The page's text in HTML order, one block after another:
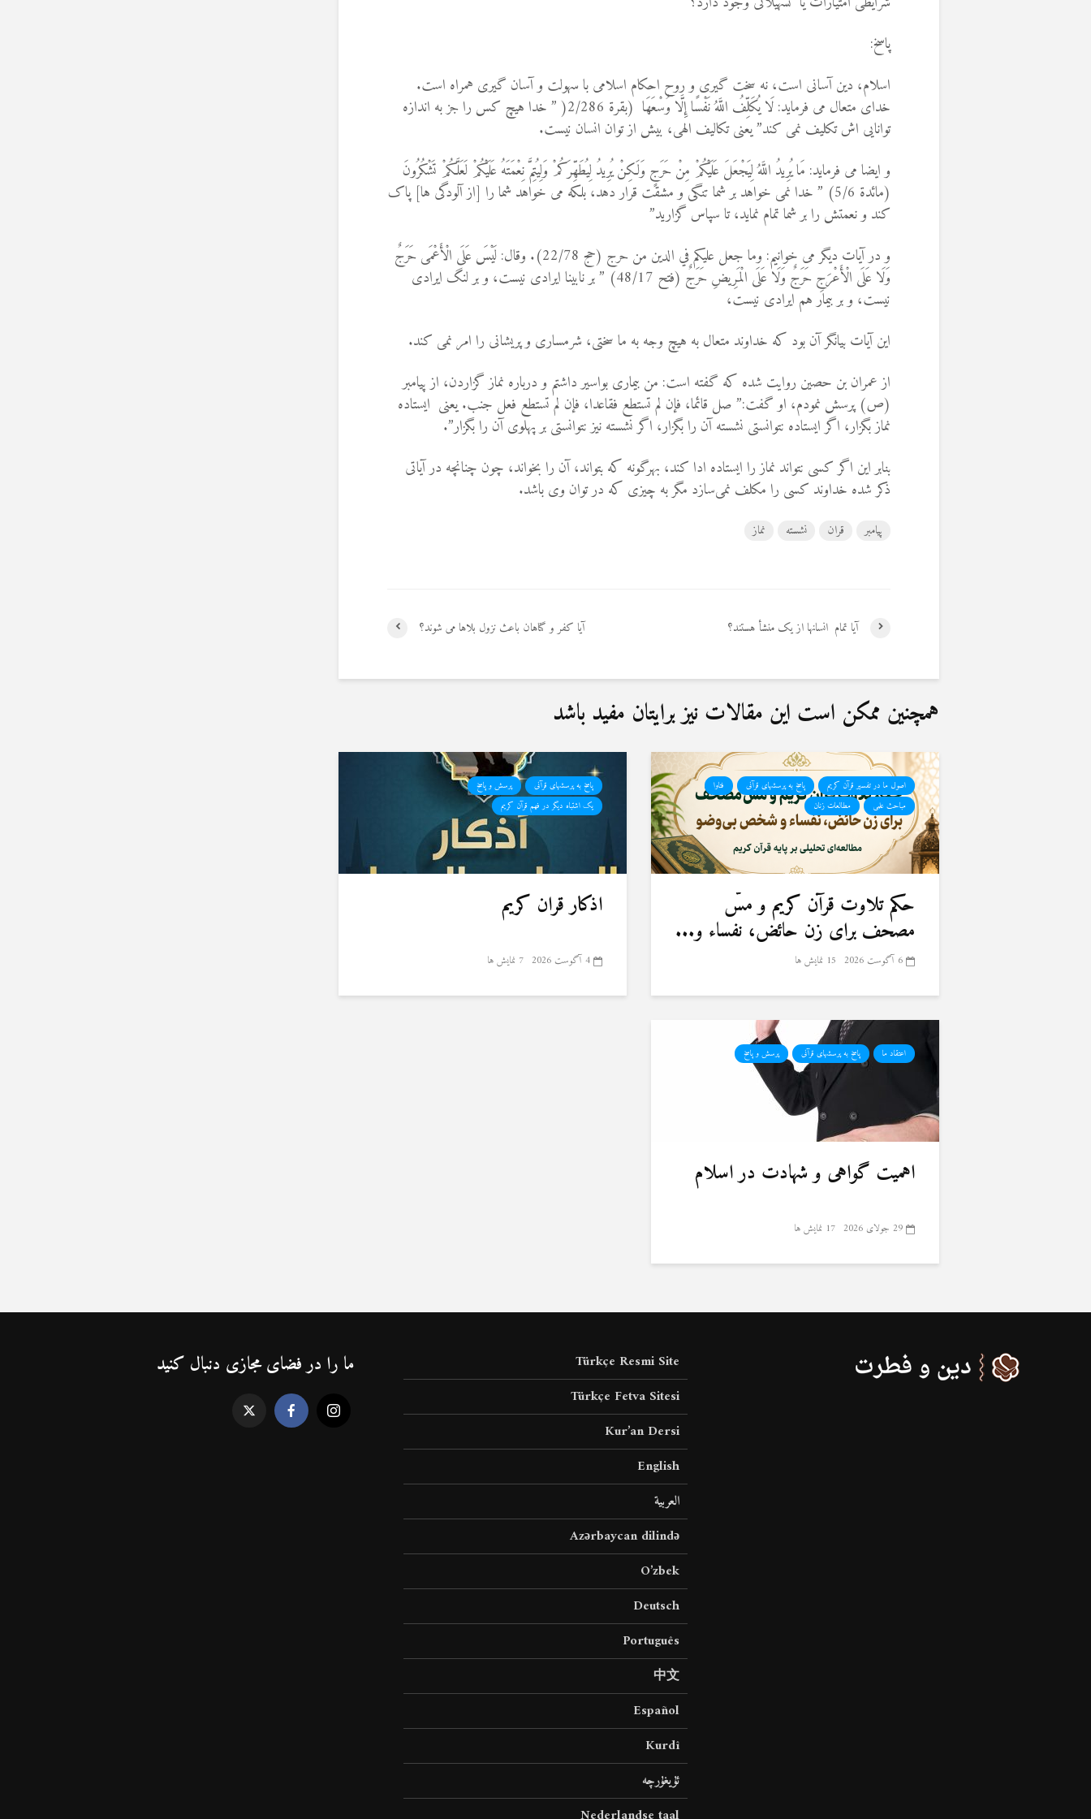
پاسخ:
اسلام، دین آسانى است، نه سخت ‏گیرى و روح احکام اسلامی با سهولت و آسان گیری همراه است.
خدای متعال می فرماید: لَا يُكَلِّفُ اللَّهُ نَفْسًا إِلَّا وُسْعَهَا (بقرة 2/286( ” خدا هیچ کس را جز به اندازه
توانایی اش تکلیف نمی کند” یعنی تكالیف الهى، بیش از توان انسان نیست.
و ایضا می فرماید: مَا يُرِيدُ اللَّهُ لِيَجْعَلَ عَلَيْكُمْ مِنْ حَرَجٍ وَلَكِنْ يُرِيدُ لِيُطَهِّرَكُمْ وَلِيُتِمَّ نِعْمَتَهُ عَلَيْكُمْ لَعَلَّكُمْ تَشْكُرُونَ
(مائدة 5/6) ” خدا نمی خواهد بر شما تنگی و مشقت قرار دهد، بلکه می خواهد شما را [از آلودگی ها] پاک
کند و نعمتش را بر شما تمام نماید، تا سپاس گزارید”
و در آیات دیگر می خوانیم: وما جعل عليكم في الدين من حرج (حج 22/78). وقال: لَيْسَ عَلَى الْأَعْمَى حَرَجٌ
وَلَا عَلَى الْأَعْرَجِ حَرَجٌ وَلَا عَلَى الْمَرِيضِ حَرَجٌ (فتح 48/17) ” بر نابينا ايرادى نيست، و بر لنگ ايرادى
نيست، و بر بيمار هم ايرادى نيست،
این آیات بیانگر آن بود که خداوند متعال به هیچ وجه به ما سختی، شرمساری و پریشانی را امر نمی کند.
از عمران بن حصین روایت شده ‌که ‌گفته است‌: من بیماری بواسیر داشتم و در‌باره نماز گزاردن‌، از پیامبر
(ص) پرسش نمودم‌، او گفت‌:” صل قائما، فإن لم تستطع فقاعدا، فإن لم تستطع فعل جنب. یعنی ‌ایستاده
نماز بگزار، اگر ایستاده نتوانستی نشسته آن را بگزار، اگر نشسته نیز نتوانستی بر پهلوی آن را بگزار”‌.
بنابر این اگر کسی نتواند نماز را ایستاده ادا کند، بهرگونه ‌که بتواند، آن را بخواند، چون چنانچه در آیاتی
ذکر شده خداوند کسی را مکلف نمی‌سازد مگر به چیزی‌ که در توان وی باشد.
پیامبر قران نشسته نماز
آیا کفر و گناهان باعث نزول بلاها می شوند؟ آیا تمام انسانها از یک منشأ هستند؟
همچنین ممکن است این مقالات نیز برایتان مفید باشد
اصول ما در تفسیر قرآن کریم پاسخ به پرسشهای قرآنی
فتاوا
مباحث علمی
مطالعات زنان
حكم تلاوت قرآن كريم و مسّ
مصحف برای زن حائض، نفساء و...
6 آگوست 2026 15 نمایش ها
پاسخ به پرسشهای قرآنی
پرسش و پاسخ
یک اشتباه دیگر در فهم قرآن کریم
اذکار قران کریم
4 آگوست 2026 7 نمایش ها
اعتقاد ما پاسخ به پرسشهای قرآنی پرسش و پاسخ
اهمیت گواهی و شهادت در اسلام
29 جولای 2026 17 نمایش ها
Türkçe Resmi Site
Türkçe Fetva Sitesi
Kur’an Dersi
English
العربية
Azərbaycan dilində
O’zbek
Deutsch
Português
中文
Español
Kurdî
ئۇيغۇرچە
ما را در فضای مجازی دنبال کنید